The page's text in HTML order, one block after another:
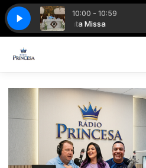
10:00 - 10:59
Santa Missa